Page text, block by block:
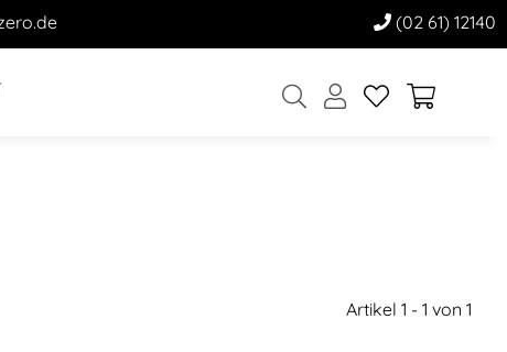
(02 61) 12140
Artikel 1 - 1 von 1